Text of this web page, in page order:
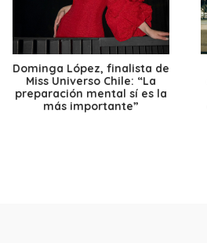
Dominga López, finalista de
Miss Universo Chile: “La
preparación mental sí es la
más importante”